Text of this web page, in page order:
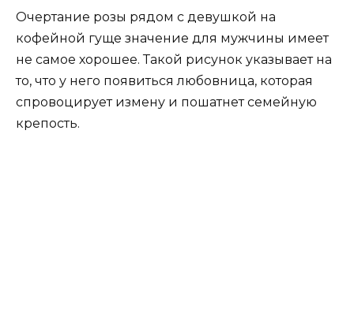
Очертание розы рядом с девушкой на
кофейной гуще значение для мужчины имеет
не самое хорошее. Такой рисунок указывает на
то, что у него появиться любовница, которая
спровоцирует измену и пошатнет семейную
крепость.